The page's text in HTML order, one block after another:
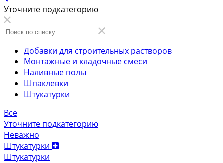
Уточните подкатегорию
Добавки для строительных растворов
Монтажные и кладочные смеси
Наливные полы
Шпаклевки
Штукатурки
Все
Уточните подкатегорию
Неважно
Штукатурки
Штукатурки